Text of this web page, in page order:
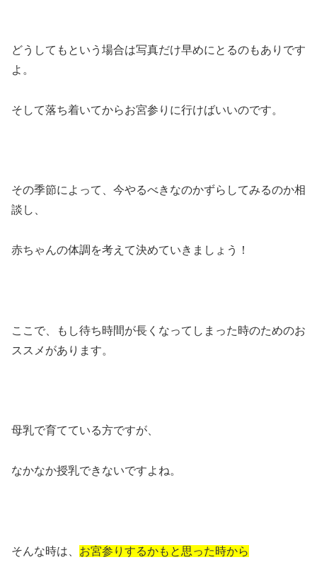
どうしてもという場合は写真だけ早めにとるのもありです
よ。
そして落ち着いてからお宮参りに行けばいいのです。
その季節によって、今やるべきなのかずらしてみるのか相
談し、
赤ちゃんの体調を考えて決めていきましょう！
ここで、もし待ち時間が長くなってしまった時のためのお
ススメがあります。
母乳で育てている方ですが、
なかなか授乳できないですよね。
そんな時は、 お宮参りするかもと思った時から